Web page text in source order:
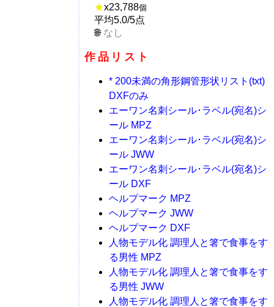
★x23,788個
平均5.0/5点
なし
作品リスト
* 200未満の角形鋼管形状リスト(txt)
DXFのみ
エーワン名刺シール･ラベル(宛名)シ
ール MPZ
エーワン名刺シール･ラベル(宛名)シ
ール JWW
エーワン名刺シール･ラベル(宛名)シ
ール DXF
ヘルプマーク MPZ
ヘルプマーク JWW
ヘルプマーク DXF
人物モデル化 調理人と箸で食事をす
る男性 MPZ
人物モデル化 調理人と箸で食事をす
る男性 JWW
人物モデル化 調理人と箸で食事をす